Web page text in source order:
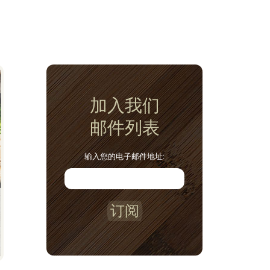
加入我们
邮件列表
输入您的电子邮件地址:
订阅